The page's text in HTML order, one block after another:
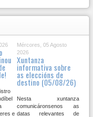
e
Mércores, 05 Agosto
2026
Xuntanza
informativa sobre
as eleccións de
destino (05/08/26)
Nesta xuntanza
comunicáronsenos as
datas relevantes de